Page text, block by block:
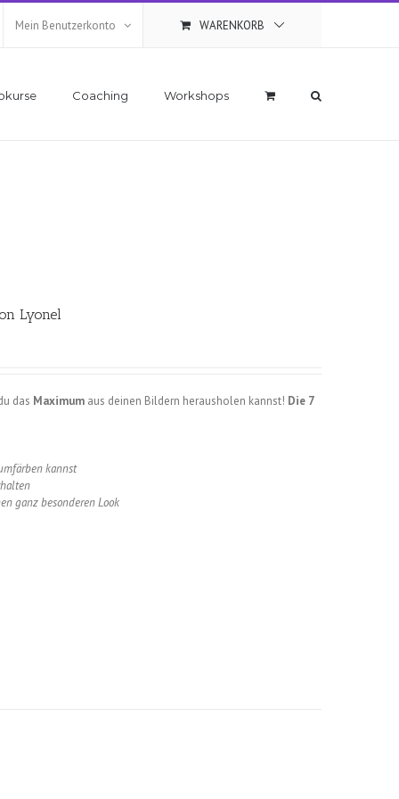
Mein Benutzerkonto WARENKORB
Coaching Workshops
Lyonel
das Maximumaus deinen Bildern herausholen kannst! Die 7
kannst
ganz besonderen Look